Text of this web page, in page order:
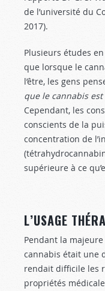
de l’université du
2017).
Plusieurs études
que lorsque le
l’être, les gens
que le cannabis
Cependant, les
conscients de la
concentration de
supérieure à ce
L’USAGE
Pendant la
cannabis était une
rendait difficile les
propriétés